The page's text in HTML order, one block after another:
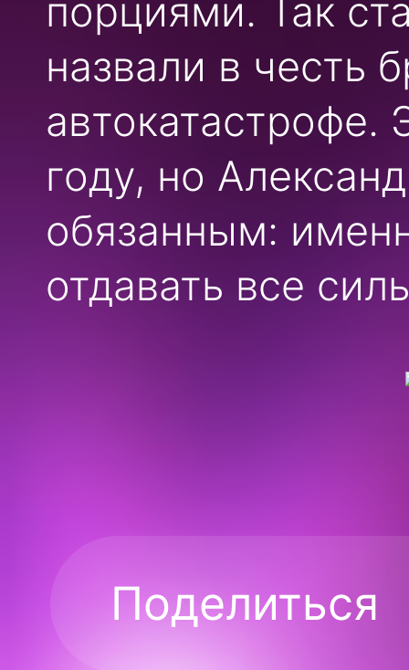
порциями. Так
назвали в честь
году, но
обязанным:
отдавать все
Поделиться